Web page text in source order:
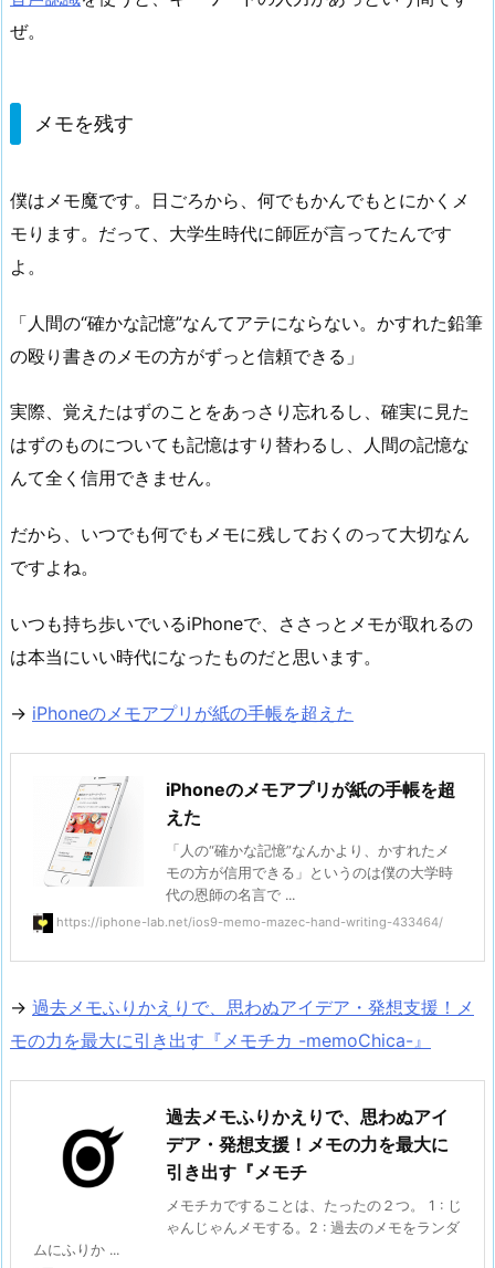
ぜ。
メモを残す
僕はメモ魔です。日ごろから、何でもかんでもとにかくメ
モります。だって、大学生時代に師匠が言ってたんです
よ。
「人間の“確かな記憶”なんてアテにならない。かすれた鉛筆
の殴り書きのメモの方がずっと信頼できる」
実際、覚えたはずのことをあっさり忘れるし、確実に見た
はずのものについても記憶はすり替わるし、人間の記憶な
んて全く信用できません。
だから、いつでも何でもメモに残しておくのって大切なん
ですよね。
いつも持ち歩いでいるiPhoneで、ささっとメモが取れるの
は本当にいい時代になったものだと思います。
→ iPhoneのメモアプリが紙の手帳を超えた
iPhoneのメモアプリが紙の手帳を超
えた
「人の“確かな記憶”なんかより、かすれたメ
モの方が信用できる」というのは僕の大学時
代の恩師の名言で ...
https://iphone-lab.net/ios9-memo-mazec-hand-writing-433464/
→ 過去メモふりかえりで、思わぬアイデア・発想支援！メ
モの力を最大に引き出す『メモチカ -memoChica-』
過去メモふりかえりで、思わぬアイ
デア・発想支援！メモの力を最大に
引き出す『メモチ
メモチカですることは、たったの２つ。 1 : じ
ゃんじゃんメモする。2 : 過去のメモをランダ
ムにふりか ...